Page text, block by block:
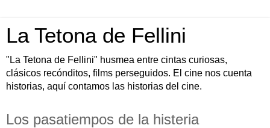
La Tetona de Fellini
"La Tetona de Fellini" husmea entre cintas curiosas,
clásicos recónditos, films perseguidos. El cine nos cuenta
historias, aquí contamos las historias del cine.
Los pasatiempos de la histeria